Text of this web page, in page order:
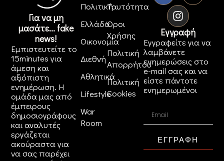
Για να μη
μασάτε... fake
news!
Εμπιστευτείτε το
15minutes για
άμεση και
αξιόπιστη
ενημέρωση. Η
ομάδα μας από
έμπειρους
δημοσιογράφους
και αναλυτές
εργάζεται
ακούραστα για
να σας παρέχει
Πολιτική
Ελλάδα
Οικονομία
Διεθνή
Αθλητικά
Lifestyle
War
Room
Ταυτότητα
Όροι
Χρήσης
Πολιτική
Απορρήτου
Πολιτική
Cookies
Εγγραφή
Εγγραφείτε για να
λαμβάνετε
ενημερώσεις στο
e-mail σας και να
είστε πάντοτε
ενημερωμένοι
ΕΓΓΡΑΦΗ